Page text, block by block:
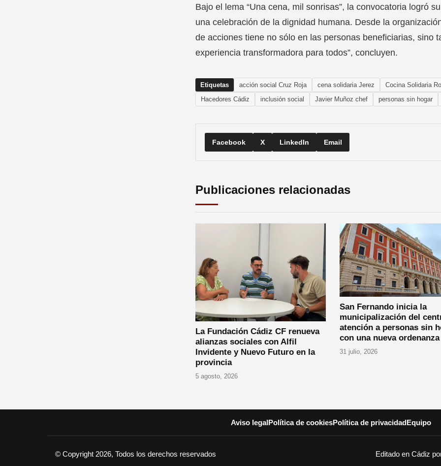
Bajo el lema “Una cena, mil sonrisas”, la convocatoria logró
una celebración de la dignidad humana. Desde la
de acciones tiene no sólo en las personas beneficiarias, sino
experiencia transformadora para todos”, concluyen.
Etiquetas acción social Cruz Roja cena solidaria Jerez
Cocina Solidaria
Hacedores Cádiz
inclusión social Javier Muñoz chef personas sin hogar
Facebook X LinkedIn Email
Publicaciones relacionadas
La Fundación Cádiz CF renueva
alianzas sociales con Alfil
Invidente y Nuevo Futuro en la
provincia
5 agosto, 2026
San Fernando inicia la
municipalización del
atención a personas sin
con una nueva ordenanza
31 julio, 2026
Aviso legalPolítica de cookiesPolítica de privacidadEquipo
© Copyright 2026, Todos los derechos reservados Editado en Cádiz